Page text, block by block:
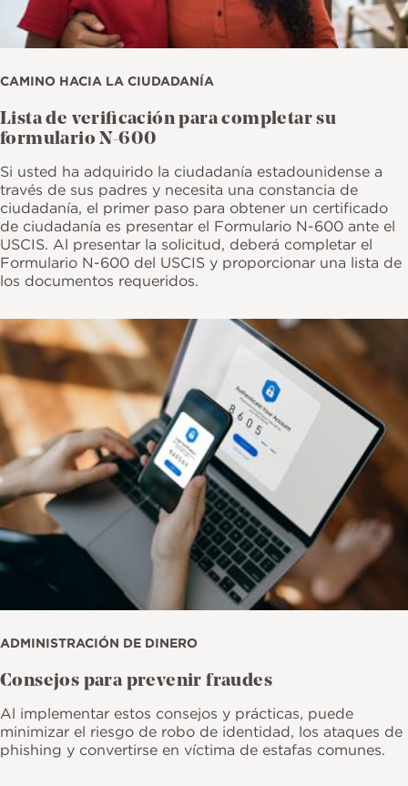
CAMINO HACIA LA CIUDADANÍA
Lista de verificación para completar su
formulario N-600
Si usted ha adquirido la ciudadanía estadounidense a
través de sus padres y necesita una constancia de
ciudadanía, el primer paso para obtener un certificado
de ciudadanía es presentar el Formulario N-600 ante el
USCIS. Al presentar la solicitud, deberá completar el
Formulario N-600 del USCIS y proporcionar una lista de
los documentos requeridos.
Imagen
ADMINISTRACIÓN DE DINERO
Consejos para prevenir fraudes
Al implementar estos consejos y prácticas, puede
minimizar el riesgo de robo de identidad, los ataques de
phishing y convertirse en víctima de estafas comunes.